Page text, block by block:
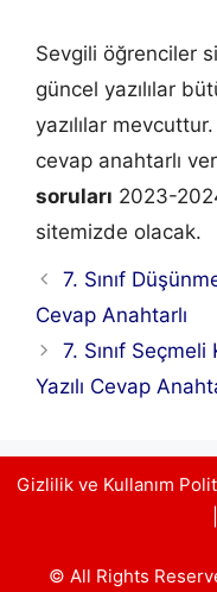
Sevgili öğrenciler
güncel yazılılar
yazılılar
cevap anahtarlı
soruları 2023-
sitemizde olacak.
7. Sınıf
Cevap Anahtarlı
7. Sınıf
Yazılı Cevap
Gizlilik ve Kullanım
© All Rights